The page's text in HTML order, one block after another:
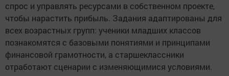
спрос и управлять ресурсами в собственном проекте,
чтобы нарастить прибыль. Задания адаптированы для
всех возрастных групп: ученики младших классов
познакомятся с базовыми понятиями и принципами
финансовой грамотности, а старшеклассники
отработают сценарии с изменяющимися условиями.